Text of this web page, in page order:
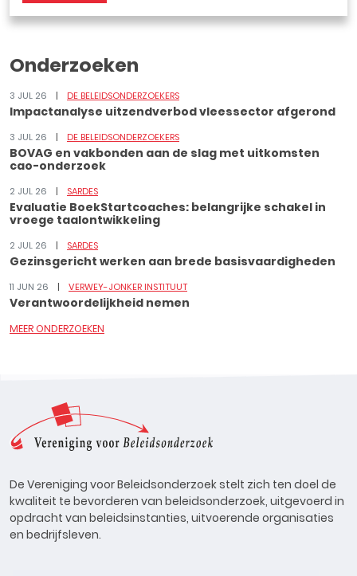
Onderzoeken
3 JUL 26 DE BELEIDSONDERZOEKERS
Impactanalyse uitzendverbod vleessector afgerond
3 JUL 26 DE BELEIDSONDERZOEKERS
BOVAG en vakbonden aan de slag met uitkomsten
cao-onderzoek
2 JUL 26 SARDES
Evaluatie BoekStartcoaches: belangrijke schakel in
vroege taalontwikkeling
2 JUL 26 SARDES
Gezinsgericht werken aan brede basisvaardigheden
11 JUN 26 VERWEY-JONKER INSTITUUT
Verantwoordelijkheid nemen
MEER ONDERZOEKEN
De Vereniging voor Beleidsonderzoek stelt zich ten doel de
kwaliteit te bevorderen van beleidsonderzoek, uitgevoerd in
opdracht van beleidsinstanties, uitvoerende organisaties
en bedrijfsleven.